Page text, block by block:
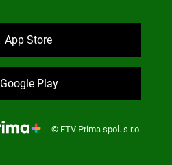
App Store
Google Play
© FTV Prima spol. s r.o.